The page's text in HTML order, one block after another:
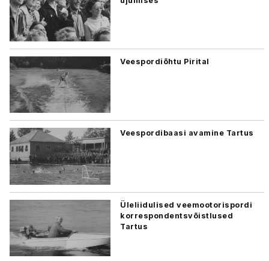
Veespordiõhtu Pirital
Veespordibaasi avamine Tartus
Üleliidulised veemootorispordi
korrespondentsvõistlused
Tartus